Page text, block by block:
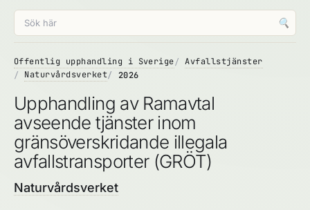
🔍
Offentlig upphandling i Sverige
Avfallstjänster
Naturvårdsverket
2026
Upphandling av Ramavtal
avseende tjänster inom
gränsöverskridande illegala
avfallstransporter (GRÖT)
Naturvårdsverket